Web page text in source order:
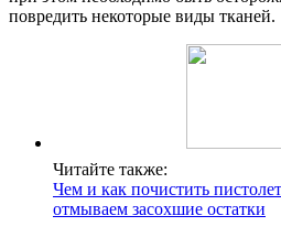
повредить некоторые виды тканей.
Читайте также:
Чем и как почистить
отмываем засохшие остатки